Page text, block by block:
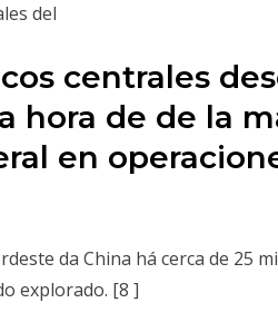
del
centrales
hora de de la
en
da China há cerca de 25
explorado. [8 ]